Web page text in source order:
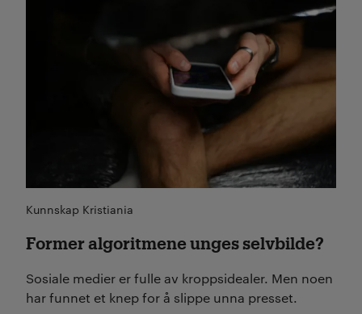
Kunnskap Kristiania
Former algoritmene unges selvbilde?
Sosiale medier er fulle av kroppsidealer. Men noen
har funnet et knep for å slippe unna presset.